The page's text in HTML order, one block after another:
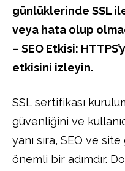
günlüklerinde SSL
veya hata olup
– SEO Etkisi:
etkisini izleyin.
SSL sertifikası
güvenliğini ve
yanı sıra, SEO ve
önemli bir adımdır.